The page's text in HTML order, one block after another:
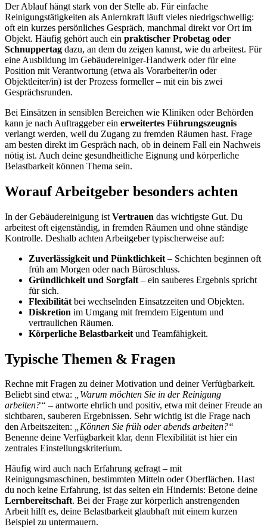
Der Ablauf hängt stark von der Stelle ab. Für einfache
Reinigungstätigkeiten als Anlernkraft läuft vieles niedrigschwellig:
oft ein kurzes persönliches Gespräch, manchmal direkt vor Ort im
Objekt. Häufig gehört auch ein praktischer Probetag oder
Schnuppertag dazu, an dem du zeigen kannst, wie du arbeitest. Für
eine Ausbildung im Gebäudereiniger-Handwerk oder für eine
Position mit Verantwortung (etwa als Vorarbeiter/in oder
Objektleiter/in) ist der Prozess formeller – mit ein bis zwei
Gesprächsrunden.
Bei Einsätzen in sensiblen Bereichen wie Kliniken oder Behörden
kann je nach Auftraggeber ein erweitertes Führungszeugnis
verlangt werden, weil du Zugang zu fremden Räumen hast. Frage
am besten direkt im Gespräch nach, ob in deinem Fall ein Nachweis
nötig ist. Auch deine gesundheitliche Eignung und körperliche
Belastbarkeit können Thema sein.
Worauf Arbeitgeber besonders achten
In der Gebäudereinigung ist Vertrauen das wichtigste Gut. Du
arbeitest oft eigenständig, in fremden Räumen und ohne ständige
Kontrolle. Deshalb achten Arbeitgeber typischerweise auf:
Zuverlässigkeit und Pünktlichkeit – Schichten beginnen oft
früh am Morgen oder nach Büroschluss.
Gründlichkeit und Sorgfalt – ein sauberes Ergebnis spricht
für sich.
Flexibilität bei wechselnden Einsatzzeiten und Objekten.
Diskretion im Umgang mit fremdem Eigentum und
vertraulichen Räumen.
Körperliche Belastbarkeit und Teamfähigkeit.
Typische Themen & Fragen
Rechne mit Fragen zu deiner Motivation und deiner Verfügbarkeit.
Beliebt sind etwa: „Warum möchten Sie in der Reinigung
arbeiten?“ – antworte ehrlich und positiv, etwa mit deiner Freude an
sichtbaren, sauberen Ergebnissen. Sehr wichtig ist die Frage nach
den Arbeitszeiten: „Können Sie früh oder abends arbeiten?“
Benenne deine Verfügbarkeit klar, denn Flexibilität ist hier ein
zentrales Einstellungskriterium.
Häufig wird auch nach Erfahrung gefragt – mit
Reinigungsmaschinen, bestimmten Mitteln oder Oberflächen. Hast
du noch keine Erfahrung, ist das selten ein Hindernis: Betone deine
Lernbereitschaft. Bei der Frage zur körperlich anstrengenden
Arbeit hilft es, deine Belastbarkeit glaubhaft mit einem kurzen
Beispiel zu untermauern.